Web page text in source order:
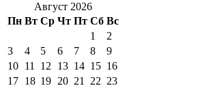
Август 2026
Пн Вт Ср Чт Пт Сб Вс
1
2
3
4 5 6 7 8
9
10 11 12 13 14 15 16
17 18 19 20 21 22 23